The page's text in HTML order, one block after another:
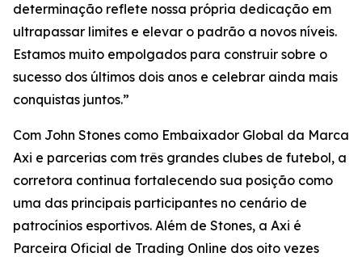
determinação reflete nossa própria dedicação em
ultrapassar limites e elevar o padrão a novos níveis.
Estamos muito empolgados para construir sobre o
sucesso dos últimos dois anos e celebrar ainda mais
conquistas juntos.”
Com John Stones como Embaixador Global da Marca
Axi e parcerias com três grandes clubes de futebol, a
corretora continua fortalecendo sua posição como
uma das principais participantes no cenário de
patrocínios esportivos. Além de Stones, a Axi é
Parceira Oficial de Trading Online dos oito vezes